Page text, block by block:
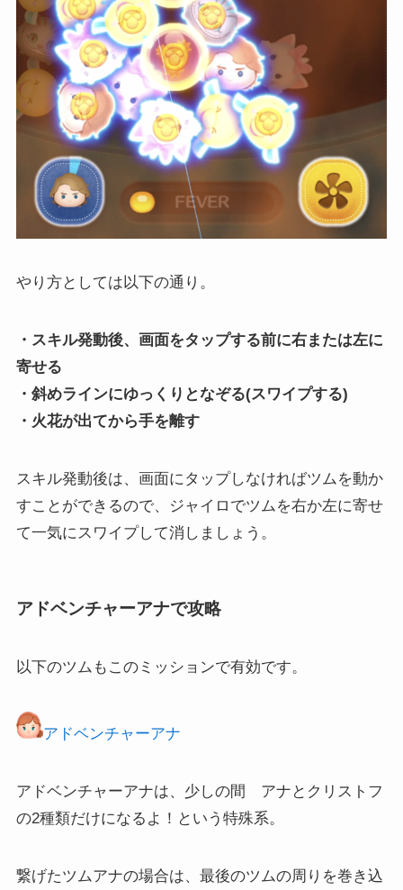
やり方としては以下の通り。
・スキル発動後、画面をタップする前に右または左に
寄せる
・斜めラインにゆっくりとなぞる(スワイプする)
・火花が出てから手を離す
スキル発動後は、画面にタップしなければツムを動か
すことができるので、ジャイロでツムを右か左に寄せ
て一気にスワイプして消しましょう。
アドベンチャーアナで攻略
以下のツムもこのミッションで有効です。
アドベンチャーアナ
アドベンチャーアナは、少しの間 アナとクリストフ
の2種類だけになるよ！という特殊系。
繋げたツムアナの場合は、最後のツムの周りを巻き込